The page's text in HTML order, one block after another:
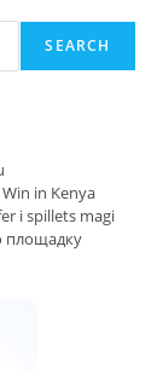
SEARCH
in Kenya
i spillets magi
площадку